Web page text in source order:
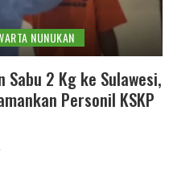
NUNUKAN
Sabu 2 Kg ke Sulawesi,
Personil KSKP